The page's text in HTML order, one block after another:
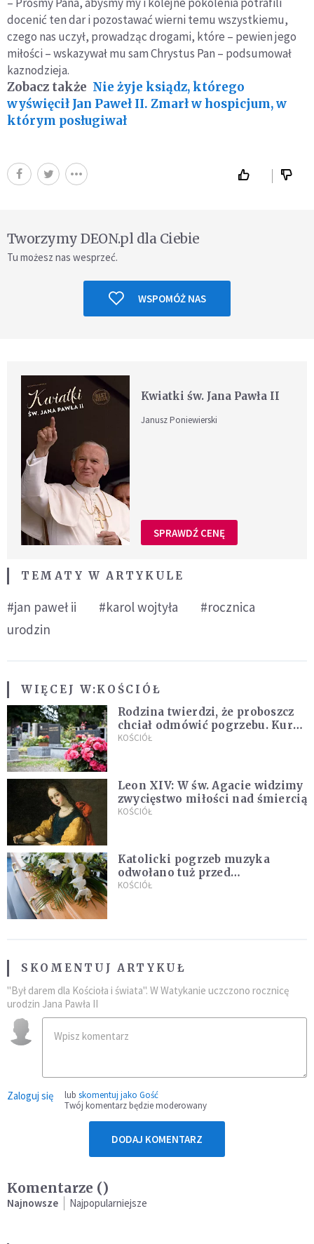
docenić ten dar i pozostawać wierni temu wszystkiemu,
czego nas uczył, prowadząc drogami, które – pewien jego
miłości – wskazywał mu sam Chrystus Pan – podsumował
kaznodzieja.
Zobacz także Nie żyje ksiądz, którego
wyświęcił Jan Paweł II. Zmarł w hospicjum, w
którym posługiwał
Tworzymy DEON.pl dla Ciebie
Tu możesz nas wesprzeć.
WSPOMÓŻ NAS
Kwiatki św. Jana Pawła II
Janusz Poniewierski
SPRAWDŹ CENĘ
TEMATY W ARTYKULE
#jan paweł ii #karol wojtyła
#rocznica
urodzin
WIĘCEJ W:KOŚCIÓŁ
Rodzina twierdzi, że proboszcz
chciał odmówić pogrzebu. Kuria
zapowiada wyjaśnienia
KOŚCIÓŁ
Leon XIV: W św. Agacie widzimy
zwycięstwo miłości nad śmiercią
KOŚCIÓŁ
Katolicki pogrzeb muzyka
odwołano tuż przed
uroczystością. Powodem była
KOŚCIÓŁ
SKOMENTUJ ARTYKUŁ
"Był darem dla Kościoła i świata". W Watykanie uczczono rocznicę
urodzin Jana Pawła II
Zaloguj się lub skomentuj jako Gość
Twój komentarz będzie moderowany
DODAJ KOMENTARZ
Komentarze ()
Najnowsze Najpopularniejsze